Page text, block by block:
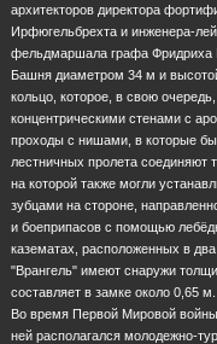
архитекторов директора
Ирфюгельбрехта и инженера-
фельдмаршала графа Фридриха
Башня диаметром 34 м и
кольцо, которое, в свою
концентрическими стенами с
проходы с нишами, в которые
лестничных пролета соединяют
на которой также могли
зубцами на стороне,
и боеприпасов с помощью
казематах, расположенных в
"Врангель" имеют снаружи
составляет в замке около 0,65 м.
Во время Первой Мировой
ней располагался молодежно-